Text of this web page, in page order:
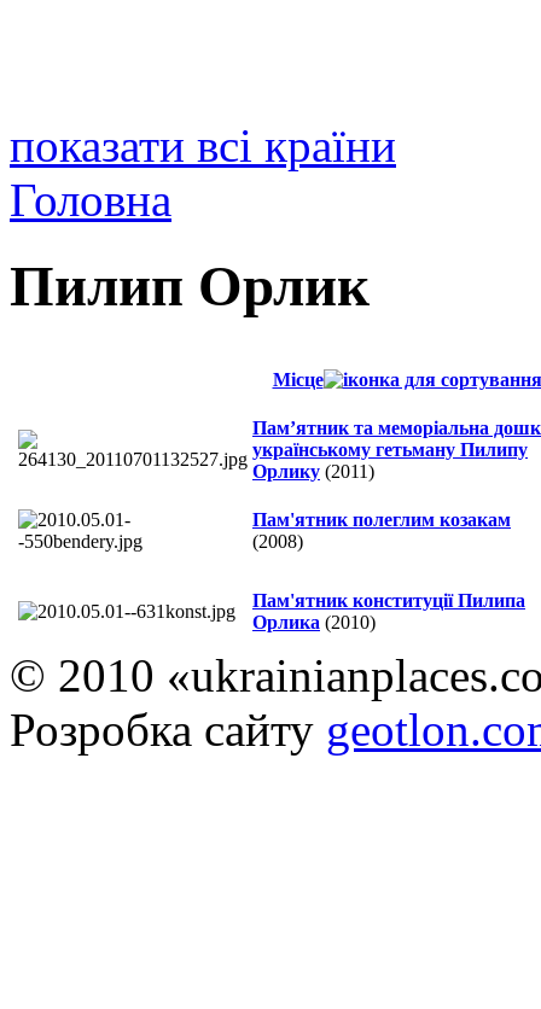
показати всі країни
Головна
Пилип Орлик
Місце
Пам’ятник та меморіальна
українському гетьману Пилипу
Орлику (2011)
Пам'ятник полеглим козакам
(2008)
Пам'ятник конституції Пилипа
Орлика (2010)
© 2010
Розробка сайту